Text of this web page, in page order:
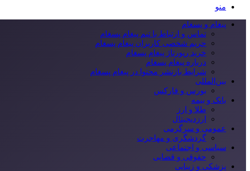
منو
پیغام و پسغام
تماس و ارتباط با تیم پیغام پسغام
حریم شخصی کاربران پیغام پسغام
خرید رپورتاژ پیغام پسغام
درباره پیغام پسغام
شرایط بازنشر محتوا در پیغام پسغام
بین‌المللی
بورس و فارکس
بانک و بیمه
طلا و ارز
ارزدیجیتال
عمومی و سرگرمی
گردشگری و مهاجرت
سیاسی و اجتماعی
حقوقی و قضایی
پزشکی و زیبایی